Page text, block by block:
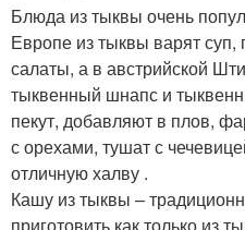
Блюда из тыквы очень
Европе из тыквы варят суп,
салаты, а в австрийской
тыквенный шнапс и
пекут, добавляют в плов,
с орехами, тушат с
отличную халву .
Кашу из тыквы –